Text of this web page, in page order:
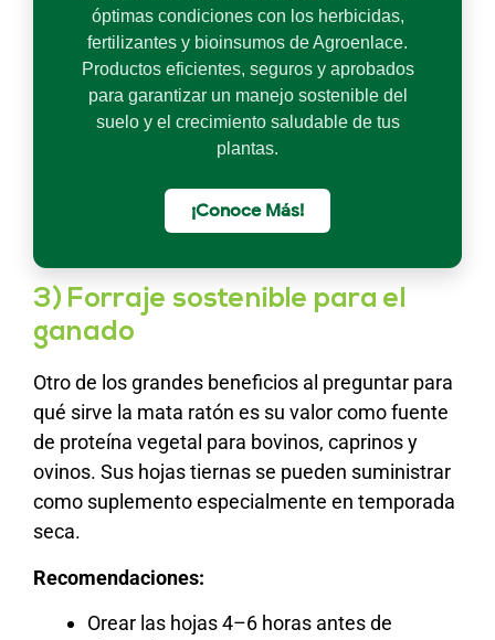
óptimas condiciones con los herbicidas,
fertilizantes y bioinsumos de Agroenlace.
Productos eficientes, seguros y aprobados
para garantizar un manejo sostenible del
suelo y el crecimiento saludable de tus
plantas.
¡Conoce Más!
3) Forraje sostenible para el
ganado
Otro de los grandes beneficios al preguntar para
qué sirve la mata ratón es su valor como fuente
de proteína vegetal para bovinos, caprinos y
ovinos. Sus hojas tiernas se pueden suministrar
como suplemento especialmente en temporada
seca.
Recomendaciones:
Orear las hojas 4–6 horas antes de